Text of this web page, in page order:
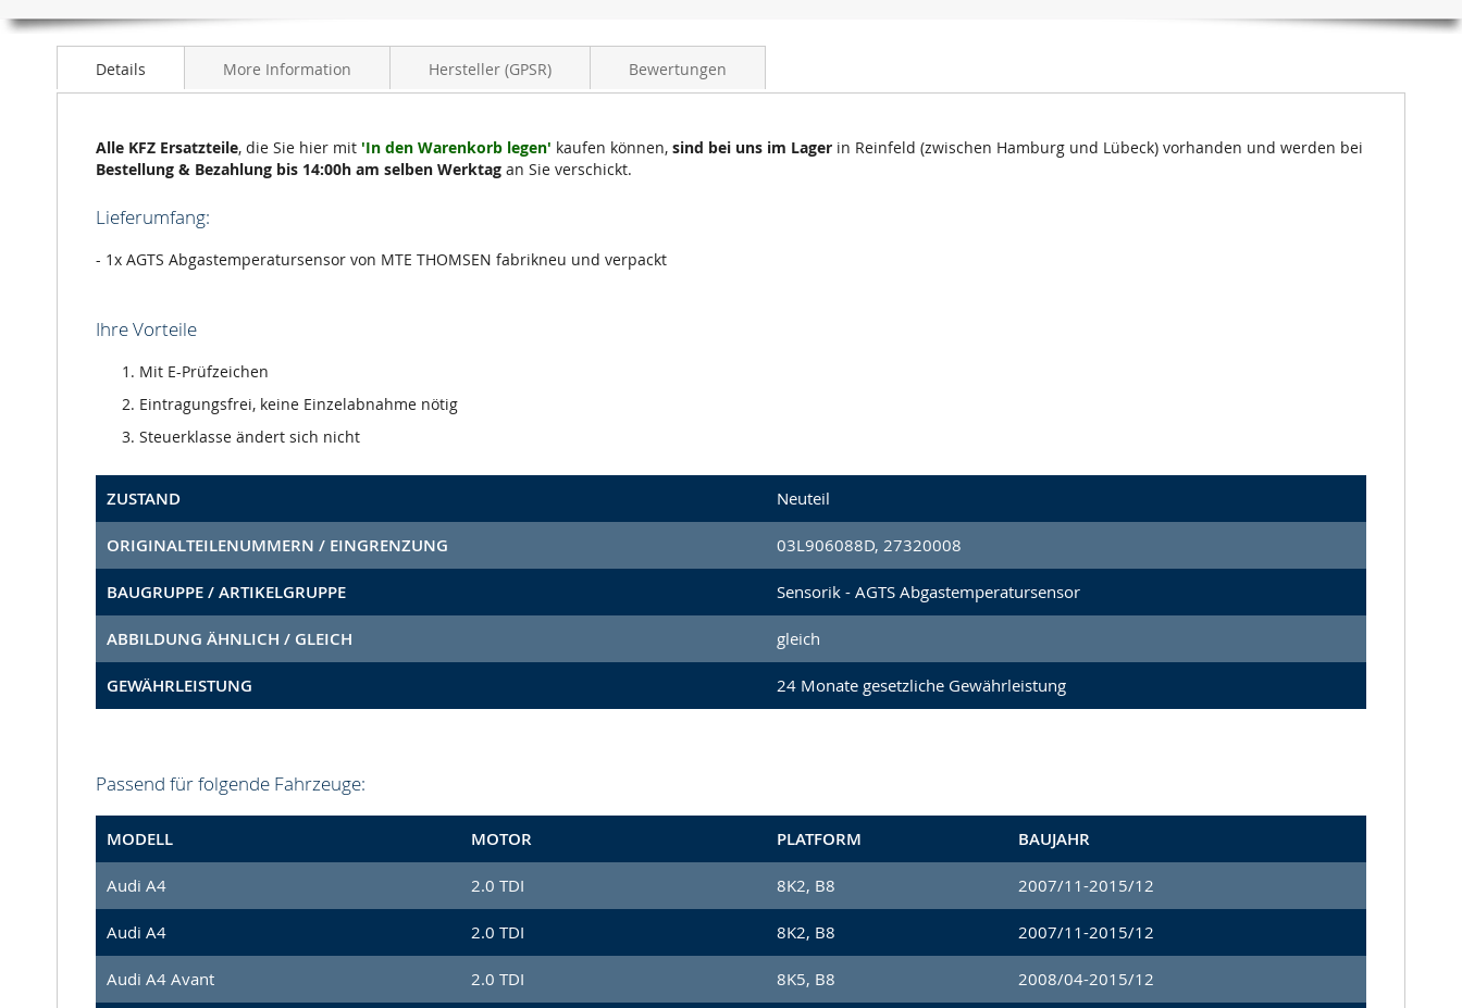
Anfang
Bildergalerie
Details More Information Hersteller (GPSR) Bewertungen
Alle KFZ Ersatzteile, die Sie hier mit 'In den Warenkorb legen' kaufen können, sind bei uns im Lager in Reinfeld (zwischen Hamburg und Lübeck) vorhanden und werden bei
Bestellung & Bezahlung bis 14:00h am selben Werktag an Sie verschickt.
Lieferumfang:
- 1x AGTS Abgastemperatursensor von MTE THOMSEN fabrikneu und verpackt
Ihre Vorteile
Mit E-Prüfzeichen
Eintragungsfrei, keine Einzelabnahme nötig
Steuerklasse ändert sich nicht
ZUSTAND Neuteil
ORIGINALTEILENUMMERN / EINGRENZUNG 03L906088D, 27320008
BAUGRUPPE / ARTIKELGRUPPE Sensorik - AGTS Abgastemperatursensor
ABBILDUNG ÄHNLICH / GLEICH gleich
GEWÄHRLEISTUNG 24 Monate gesetzliche Gewährleistung
Passend für folgende Fahrzeuge:
MODELL MOTOR PLATFORM BAUJAHR
Audi A4 2.0 TDI 8K2, B8 2007/11-2015/12
Audi A4 2.0 TDI 8K2, B8 2007/11-2015/12
Audi A4 Avant 2.0 TDI 8K5, B8 2008/04-2015/12